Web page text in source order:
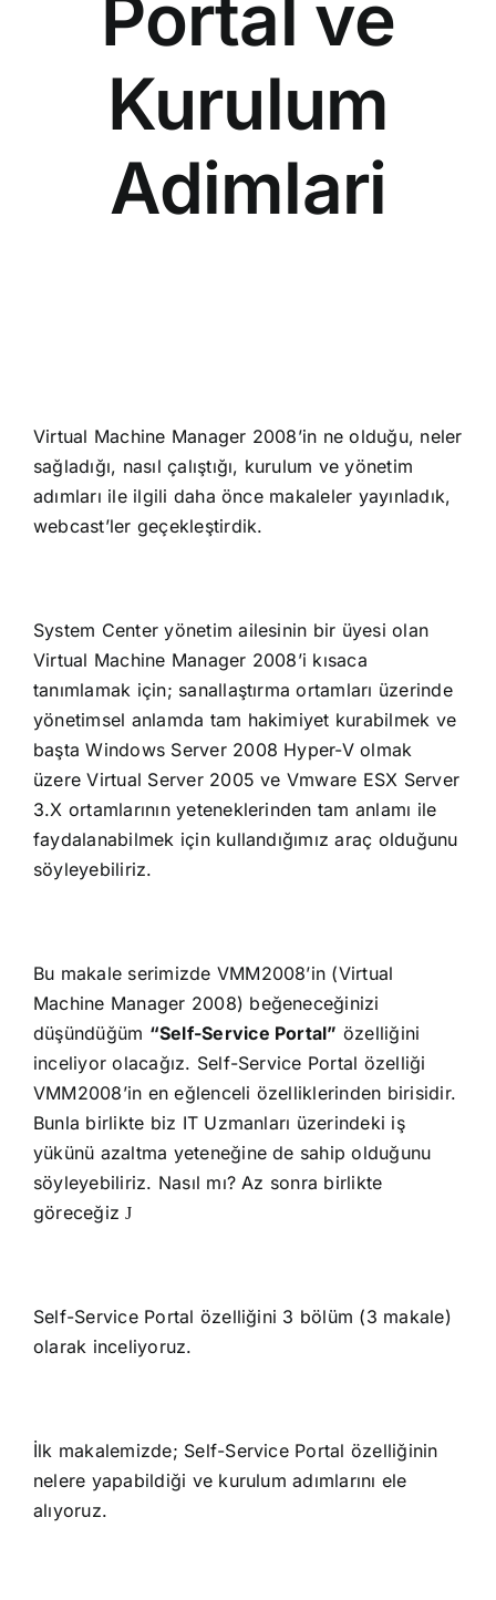
Portal ve
Kurulum
Adimlari
Virtual Machine Manager 2008’in ne olduğu, neler
sağladığı, nasıl çalıştığı, kurulum ve yönetim
adımları ile ilgili daha önce makaleler yayınladık,
webcast’ler geçekleştirdik.
System Center yönetim ailesinin bir üyesi olan
Virtual Machine Manager 2008’i kısaca
tanımlamak için; sanallaştırma ortamları üzerinde
yönetimsel anlamda tam hakimiyet kurabilmek ve
başta Windows Server 2008 Hyper-V olmak
üzere Virtual Server 2005 ve Vmware ESX Server
3.X ortamlarının yeteneklerinden tam anlamı ile
faydalanabilmek için kullandığımız araç olduğunu
söyleyebiliriz.
Bu makale serimizde VMM2008’in (Virtual
Machine Manager 2008) beğeneceğinizi
düşündüğüm “Self-Service Portal” özelliğini
inceliyor olacağız. Self-Service Portal özelliği
VMM2008’in en eğlenceli özelliklerinden birisidir.
Bunla birlikte biz IT Uzmanları üzerindeki iş
yükünü azaltma yeteneğine de sahip olduğunu
söyleyebiliriz. Nasıl mı? Az sonra birlikte
göreceğizJ
Self-Service Portal özelliğini 3 bölüm (3 makale)
olarak inceliyoruz.
İlk makalemizde; Self-Service Portal özelliğinin
nelere yapabildiği ve kurulum adımlarını ele
alıyoruz.